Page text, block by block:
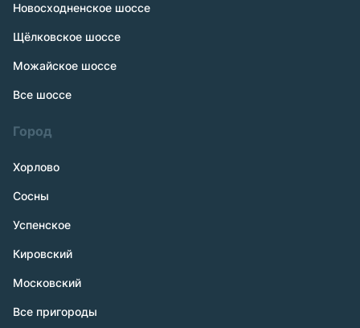
Новосходненское шоссе
Щёлковское шоссе
Можайское шоссе
Все шоссе
Город
Хорлово
Сосны
Успенское
Кировский
Московский
Все пригороды